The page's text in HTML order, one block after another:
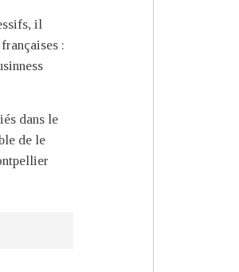
il
:
dans le
de le